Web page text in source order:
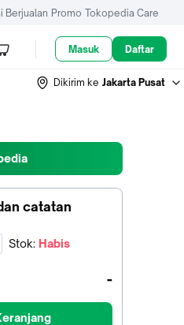
Berjualan Promo Tokopedia Care
Masuk Daftar
Dikirim ke Jakarta Pusat
catatan
Stok: Habis
-